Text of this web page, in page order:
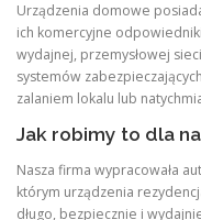
Urządzenia domowe
ich komercyjne
wydajnej, przemysłowej
systemów
zalaniem lokalu lub
Jak robimy to dla
Nasza firma wypracowała
którym urządzenia
długo, bezpiecznie i